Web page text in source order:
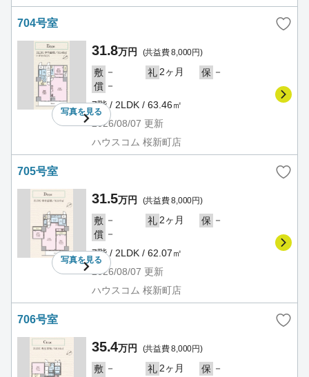
704号室
写真を見る
31.8万円 (共益費 8,000円)
敷 － 礼 2ヶ月 保 －
償 －
7階 / 2LDK / 63.46㎡
2026/08/07 更新
ハウスコム 桜新町店
705号室
写真を見る
31.5万円 (共益費 8,000円)
敷 － 礼 2ヶ月 保 －
償 －
7階 / 2LDK / 62.07㎡
2026/08/07 更新
ハウスコム 桜新町店
706号室
35.4万円 (共益費 8,000円)
敷 － 礼 2ヶ月 保 －